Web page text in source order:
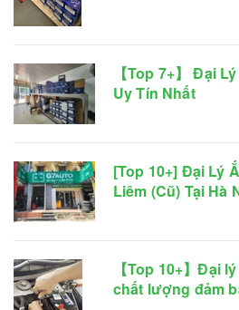
【Top 7+】 Đại
Uy Tín Nhất
[Top 10+] Đại Lý
Liêm (Cũ) Tại Hà
【Top 10+】Đại
chất lượng đảm